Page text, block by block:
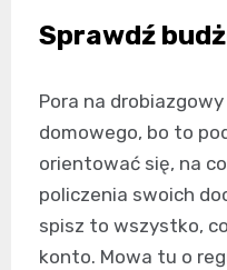
Sprawdź
Pora na
domowego, bo to
orientować się, na
policzenia swoich
spisz to wszystko,
konto. Mowa tu o